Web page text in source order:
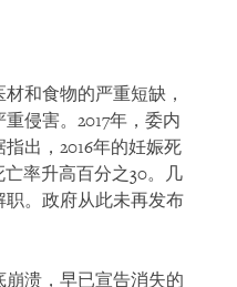
和食物的严重短缺，
侵害。2017年，委内
出，2016年的妊娠死
率升高百分之30。几
。政府从此未再发布
溃，早已宣告消失的